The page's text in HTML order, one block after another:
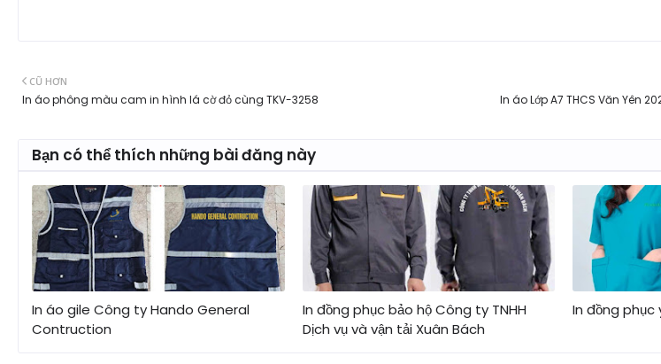
In áo Lớp A7 THCS Văn Yên
CŨ HƠN
In áo phông màu cam in hình lá cờ đỏ cùng TKV-3258
Bạn có thể thích những bài đăng này
In áo gile Công ty Hando General
Contruction
In đồng phục bảo hộ Công ty TNHH
Dịch vụ và vận tải Xuân Bách
In đồng phục